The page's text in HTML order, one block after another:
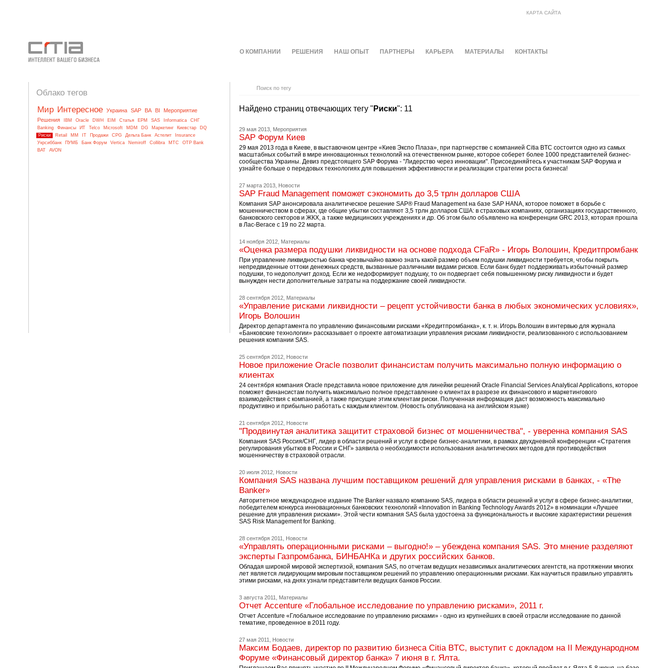
КАРТА САЙТА
О КОМПАНИИ РЕШЕНИЯ НАШ ОПЫТ ПАРТНЕРЫ КАРЬЕРА МАТЕРИАЛЫ КОНТАКТЫ
Облако тегов
Мир Интересное Украина SAP BA BI
Мероприятие
Решения
IBM Oracle DWH EIM Статья EPM SAS Informatica
СНГ
Banking
Финансы ИТ Telco Microsoft MDM DG Маркетинг Киевстар
DQ
Риски
Retail MM IT Продажи CPG Дельта Банк Астелит
Insurance
Укрсиббанк
ПУМБ Банк Форум Vertica Nemiroff Collibra МТС
OTP Bank
BAT
AVON
Поиск по тегу
Найдено страниц отвечающих тегу " Риски": 11
29 мая 2013, Мероприятия
SAP Форум Киев
29 мая 2013 года в Киеве, в выставочном центре «Киев Экспо Плаза», при партнерстве с компанией Citia BTC состоится одно из самых
масштабных событий в мире инновационных технологий на отечественном рынке, которое соберет более 1000 представителей бизнес-
сообщества Украины. Девиз предстоящего SAP Форума - "Лидерство через инновации". Присоединяйтесь к участникам SAP Форума и
узнайте больше о передовых технологиях для повышения эффективности и реализации стратегии роста бизнеса!
27 марта 2013, Новости
SAP Fraud Management поможет сэкономить до 3,5 трлн долларов США
Компания SAP анонсировала аналитическое решение SAP® Fraud Management на базе SAP HANA, которое поможет в борьбе с
мошенничеством в сферах, где общие убытки составляют 3,5 трлн долларов США: в страховых компаниях, организациях государственного,
банковского секторов и ЖКХ, а также медицинских учреждениях и др. Об этом было объявлено на конференции GRC 2013, которая прошла
в Лас-Вегасе с 19 по 22 марта.
14 ноября 2012, Материалы
«Оценка размера подушки ликвидности на основе подхода CFaR» - Игорь Волошин, Кредитпромбанк
При управление ликвидностью банка чрезвычайно важно знать какой размер объем подушки ликвидности требуется, чтобы покрыть
непредвиденные оттоки денежных средств, вызванные различными видами рисков. Если банк будет поддерживать избыточный размер
подушки, то недополучит доход. Если же недоформирует подушку, то он подвергает себя повышенному риску ликвидности и будет
вынужден нести дополнительные затраты на поддержание своей ликвидности.
28 сентября 2012, Материалы
«Управление рисками ликвидности – рецепт устойчивости банка в любых экономических условиях»,
Игорь Волошин
Директор департамента по управлению финансовыми рисками «Кредитпромбанка», к. т. н. Игорь Волошин в интервью для журнала
«Банковские технологии» рассказывает о проекте автоматизации управления рисками ликвидности, реализованного с использованием
решения компании SAS.
25 сентября 2012, Новости
Новое приложение Oracle позволит финансистам получить максимально полную информацию о
клиентах
24 сентября компания Oracle представила новое приложение для линейки решений Oracle Financial Services Analytical Applications, которое
поможет финансистам получить максимально полное представление о клиентах в разрезе их финансового и маркетингового
взаимодействия с компанией, а также присущие этим клиентам риски. Полученная информация даст возможность максимально
продуктивно и прибыльно работать с каждым клиентом. (Новость опубликована на английском языке)
21 сентября 2012, Новости
"Продвинутая аналитика защитит страховой бизнес от мошенничества", - уверенна компания SAS
Компания SAS Россия/СНГ, лидер в области решений и услуг в сфере бизнес-аналитики, в рамках двухдневной конференции «Стратегия
регулирования убытков в России и СНГ» заявила о необходимости использования аналитических методов для противодействия
мошенничеству в страховой отрасли.
20 июля 2012, Новости
Компания SAS названа лучшим поставщиком решений для управления рисками в банках, - «The
Banker»
Авторитетное международное издание The Banker назвало компанию SAS, лидера в области решений и услуг в сфере бизнес-аналитики,
победителем конкурса инновационных банковских технологий «Innovation in Banking Technology Awards 2012» в номинации «Лучшее
решение для управления рисками». Этой чести компания SAS была удостоена за функциональность и высокие характеристики решения
SAS Risk Management for Banking.
28 сентября 2011, Новости
«Управлять операционными рисками – выгодно!» – убеждена компания SAS. Это мнение разделяют
эксперты Газпромбанка, БИНБАНКа и других российских банков.
Обладая широкой мировой экспертизой, компания SAS, по отчетам ведущих независимых аналитических агентств, на протяжении многих
лет является лидирующим мировым поставщиком решений по управлению операционными рисками. Как научиться правильно управлять
этими рисками, на днях узнали представители ведущих банков России.
3 августа 2011, Материалы
Отчет Accenture «Глобальное исследование по управлению рисками», 2011 г.
Отчет Accenture «Глобальное исследование по управлению рисками» - одно из крупнейших в своей отрасли исследование по данной
тематике, проведенное в 2011 году.
27 мая 2011, Новости
Максим Бодаев, директор по развитию бизнеса Citia BTC, выступит с докладом на II Международном
Форуме «Финансовый директор банка» 7 июня в г. Ялта.